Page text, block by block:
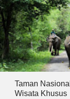
Taman
Wisata Khusus